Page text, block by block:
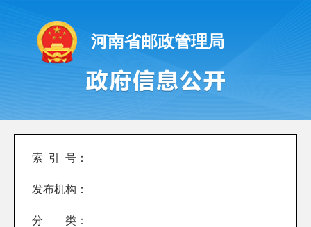
河南省邮政管理局
索 引 号：
发布机构：
分 类：